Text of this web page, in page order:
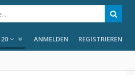
20 ANMELDEN REGISTRIEREN